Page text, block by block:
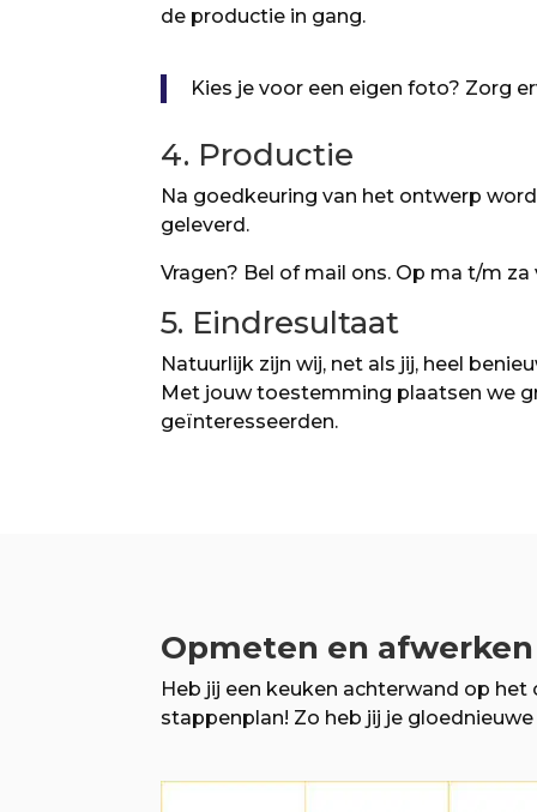
de productie in gang.
Kies je voor een eigen foto? Zorg
4. Productie
Na goedkeuring van het ontwerp
geleverd.
Vragen? Bel of mail ons. Op ma t/m
5. Eindresultaat
Natuurlijk zijn wij, net als jij, heel
Met jouw toestemming plaatsen we
geïnteresseerden.
Opmeten en afwerken
Heb jij een keuken achterwand op
stappenplan! Zo heb jij je